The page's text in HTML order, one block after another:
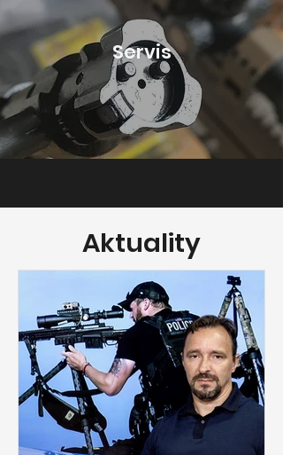
Servis
Aktuality